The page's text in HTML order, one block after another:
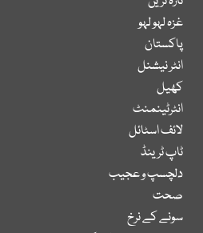
غزہ لہو لہو
پاکستان
انٹر نیشنل
کھیل
انٹرٹینمنٹ
لائف اسٹائل
ٹاپ ٹرینڈ
دلچسپ و عجیب
صحت
سونے کے نرخ